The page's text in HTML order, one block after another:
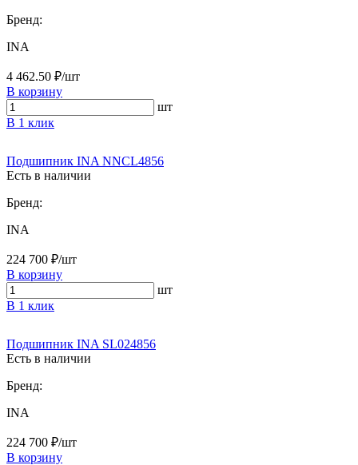
Бренд:
INA
4 462.50 ₽/шт
В корзину
шт
В 1 клик
Подшипник INA NNCL4856
Есть в наличии
Бренд:
INA
224 700 ₽/шт
В корзину
шт
В 1 клик
Подшипник INA SL024856
Есть в наличии
Бренд:
INA
224 700 ₽/шт
В корзину